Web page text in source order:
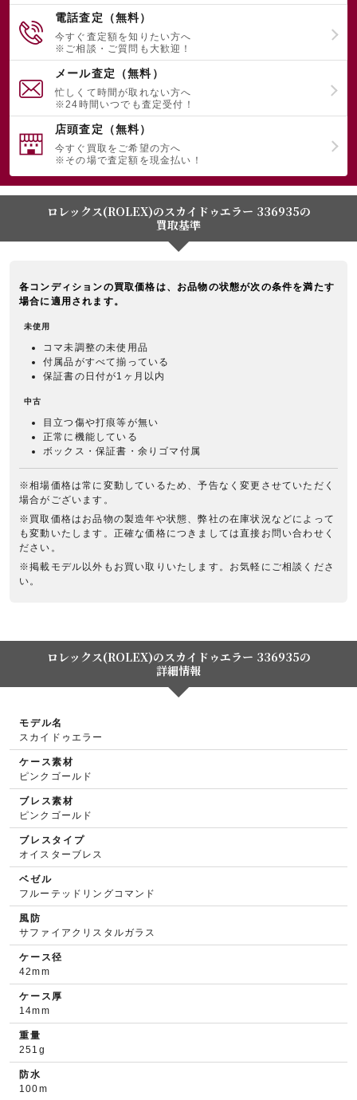
電話査定（無料）
今すぐ査定額を知りたい方へ
※ご相談・ご質問も大歓迎！
メール査定（無料）
忙しくて時間が取れない方へ
※24時間いつでも査定受付！
店頭査定（無料）
今すぐ買取をご希望の方へ
※その場で査定額を現金払い！
ロレックス(ROLEX)のスカイドゥエラー 336935の
買取基準
各コンディションの買取価格は、お品物の状態が次の条件を満たす
場合に適用されます。
未使用
コマ未調整の未使用品
付属品がすべて揃っている
保証書の日付が1ヶ月以内
中古
目立つ傷や打痕等が無い
正常に機能している
ボックス・保証書・余りゴマ付属
※相場価格は常に変動しているため、予告なく変更させていただく
場合がございます。
※買取価格はお品物の製造年や状態、弊社の在庫状況などによって
も変動いたします。正確な価格につきましては直接お問い合わせく
ださい。
※掲載モデル以外もお買い取りいたします。お気軽にご相談くださ
い。
ロレックス(ROLEX)のスカイドゥエラー 336935の
詳細情報
モデル名
スカイドゥエラー
ケース素材
ピンクゴールド
ブレス素材
ピンクゴールド
ブレスタイプ
オイスターブレス
ベゼル
フルーテッドリングコマンド
風防
サファイアクリスタルガラス
ケース径
42mm
ケース厚
14mm
重量
251g
防水
100m